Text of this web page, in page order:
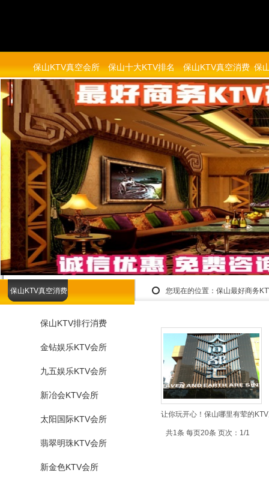
保山KTV真空会所 保山十大KTV排名 保山KTV真空消费 保
您现在的位置： 保山最好商务
保山KTV真空消费
保山KTV排行消费
金钻娱乐KTV会所
九五娱乐KTV会所
新冶会KTV会所
太阳国际KTV会所
翡翠明珠KTV会所
新金色KTV会所
让你玩开心！保山哪里有荤的
共1条 每页20条 页次：1/1